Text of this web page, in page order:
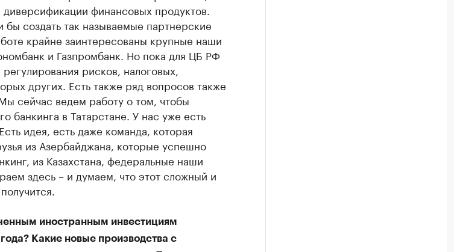
финансовых продуктов.
создать так называемые партнерские
крайне заинтересованы крупные наши
и Газпромбанк. Но пока для ЦБ РФ
рисков, налоговых,
других. Есть также ряд вопросов также
сейчас ведем работу о том, чтобы
банкинга в Татарстане. У нас уже есть
идея, есть даже команда, которая
из Азербайджана, которые успешно
из Казахстана, федеральные наши
здесь – и думаем, что этот сложный и
иностранным инвестициям
Какие новые производства с